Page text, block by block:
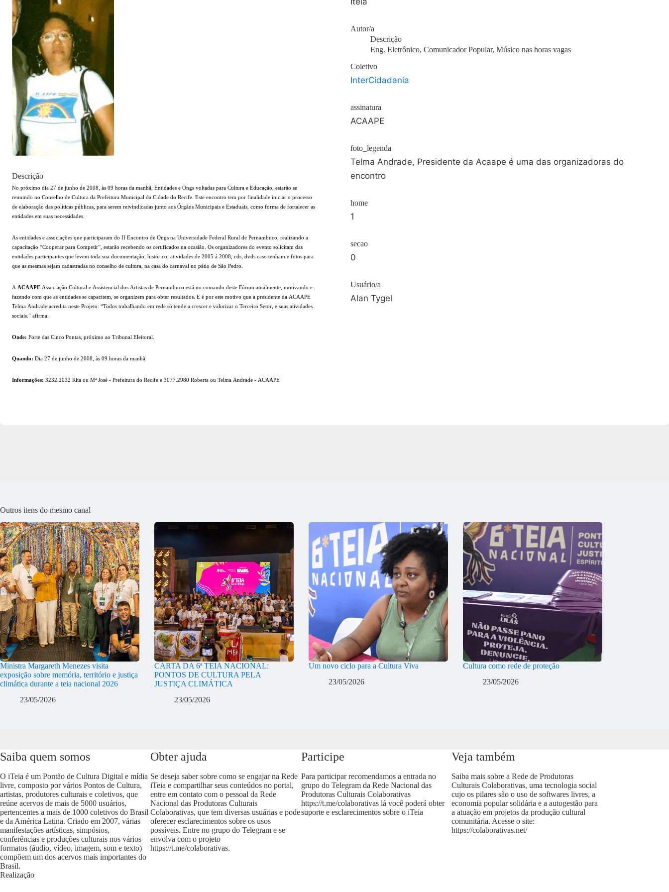
Descrição
No próximo dia 27 de junho de 2008, às 09 horas da manhã, Entidades e Ongs voltadas para Cultura e Educação, estarão se
reunindo no Conselho de Cultura da Prefeitura Municipal da Cidade do Recife. Este encontro tem por finalidade iniciar o processo
de elaboração das políticas públicas, para serem reivindicadas junto aos Órgãos Municipais e Estaduais, como forma de fortalecer as
entidades em suas necessidades.
As entidades e associações que participaram do II Encontro de Ongs na Universidade Federal Rural de Pernambuco, realizando a
capacitação “Cooperar para Competir”, estarão recebendo os certificados na ocasião. Os organizadores do evento solicitam das
entidades participantes que levem toda sua documentação, histórico, atividades de 2005 á 2008, cds, dvds caso tenham e fotos para
que as mesmas sejam cadastradas no conselho de cultura, na casa do carnaval no pátio de São Pedro.
A ACAAPE Associação Cultural e Assistencial dos Artistas de Pernambuco está no comando deste Fórum atualmente, motivando e
fazendo com que as entidades se capacitem, se organizem para obter resultados. E é por este motivo que a presidente da ACAAPE
Telma Andrade acredita neste Projeto: “Todos trabalhando em rede só tende a crescer e valorizar o Terceiro Setor, e suas atividades
sociais.” afirma.
Onde: Forte das Cinco Pontas, próximo ao Tribunal Eleitoral.
Quando: Dia 27 de junho de 2008, às 09 horas da manhã.
Informações: 3232.2032 Rita ou Mª José - Prefeitura do Recife e 3077.2980 Roberta ou Telma Andrade - ACAAPE
Autor/a
Descrição
Eng. Eletrônico, Comunicador Popular, Músico nas horas vagas
Coletivo
InterCidadania
assinatura
ACAAPE
foto_legenda
Telma Andrade, Presidente da Acaape é uma das organizadoras do
encontro
home
1
secao
0
Usuário/a
Alan Tygel
Outros itens do mesmo canal
Ministra Margareth Menezes visita
exposição sobre memória, território e justiça
climática durante a teia nacional 2026
23/05/2026
CARTA DA 6ª TEIA NACIONAL:
PONTOS DE CULTURA PELA
JUSTIÇA CLIMÁTICA
23/05/2026
Um novo ciclo para a Cultura Viva
23/05/2026
Cultura como rede de proteção
23/05/2026
Saiba quem somos
O iTeia é um Pontão de Cultura Digital e mídia
livre, composto por vários Pontos de Cultura,
artistas, produtores culturais e coletivos, que
reúne acervos de mais de 5000 usuários,
pertencentes a mais de 1000 coletivos do Brasil
e da América Latina. Criado em 2007, várias
manifestações artísticas, simpósios,
conferências e produções culturais nos vários
formatos (áudio, vídeo, imagem, som e texto)
compõem um dos acervos mais importantes do
Brasil.
Obter ajuda
Se deseja saber sobre como se engajar na Rede
iTeia e compartilhar seus conteúdos no portal,
entre em contato com o pessoal da Rede
Nacional das Produtoras Culturais
Colaborativas, que tem diversas usuárias e pode
oferecer esclarecimentos sobre os usos
possíveis. Entre no grupo do Telegram e se
envolva com o projeto
https://t.me/colaborativas.
Participe
Para participar recomendamos a entrada no
grupo do Telegram da Rede Nacional das
Produtoras Culturais Colaborativas
https://t.me/colaborativaslá você poderá obter
suporte e esclarecimentos sobre o iTeia
Veja também
Saiba mais sobre a Rede de Produtoras
Culturais Colaborativas, uma tecnologia social
cujo os pilares são o uso de softwares livres, a
economia popular solidária e a autogestão para
a atuação em projetos da produção cultural
comunitária. Acesse o site:
https://colaborativas.net/
Realização